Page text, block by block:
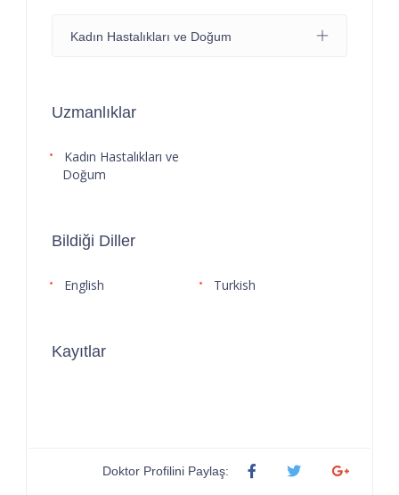
Kadın Hastalıkları ve Doğum
Uzmanlıklar
Kadın Hastalıkları ve
Doğum
Bildiği Diller
English Turkish
Kayıtlar
Doktor Profilini Paylaş: